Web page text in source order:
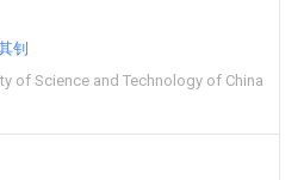
钊
of Science and Technology of China